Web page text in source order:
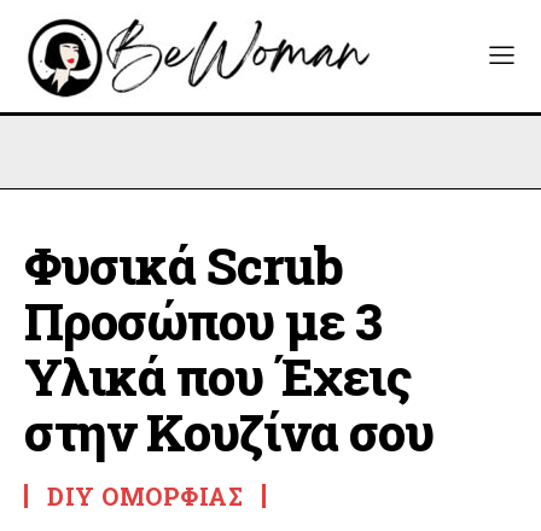
Φυσικά Scrub
Προσώπου με 3
Υλικά που Έχεις
στην Κουζίνα σου
DIY ΟΜΟΡΦΙΆΣ